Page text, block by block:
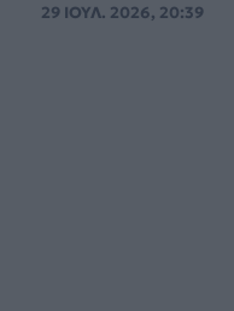
29 ΙΟΥΛ. 2026, 20:39